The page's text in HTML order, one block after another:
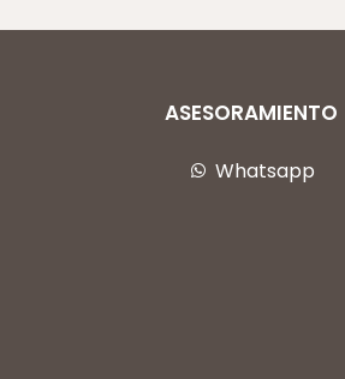
ASESORAMIENTO
Whatsapp